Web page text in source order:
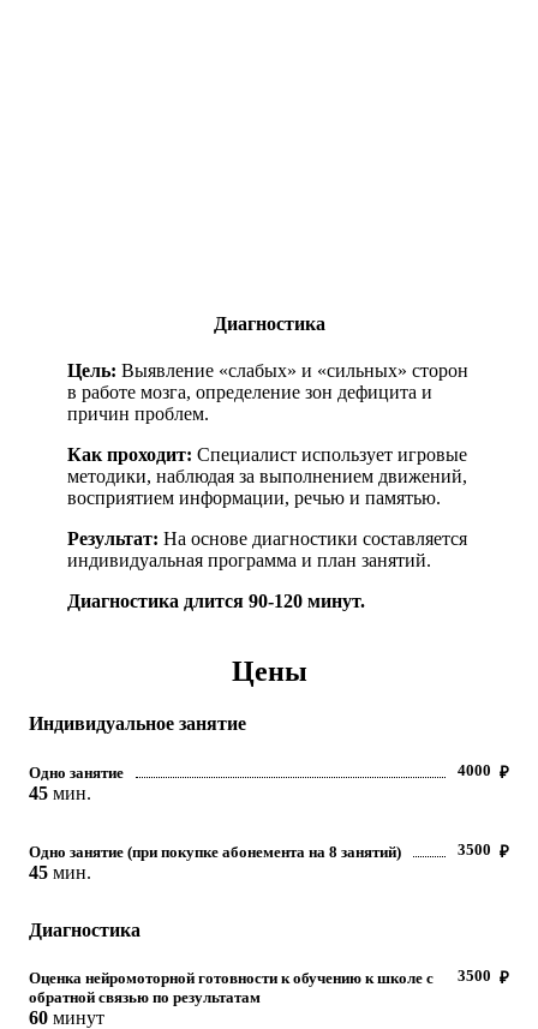
Диагностика
Цель: Выявление «слабых» и «сильных» сторон
в работе мозга, определение зон дефицита и
причин проблем.
Как проходит: Специалист использует игровые
методики, наблюдая за выполнением движений,
восприятием информации, речью и памятью.
Результат: На основе диагностики составляется
индивидуальная программа и план занятий.
Диагностика длится 90-120 минут.
Цены
Индивидуальное занятие
Одно занятие ₽
4000
45 мин.
Одно занятие (при покупке абонемента на 8 занятий) ₽
3500
45 мин.
Диагностика
Оценка нейромоторной готовности к обучению к школе с
обратной связью по результатам
₽
3500
60 минут